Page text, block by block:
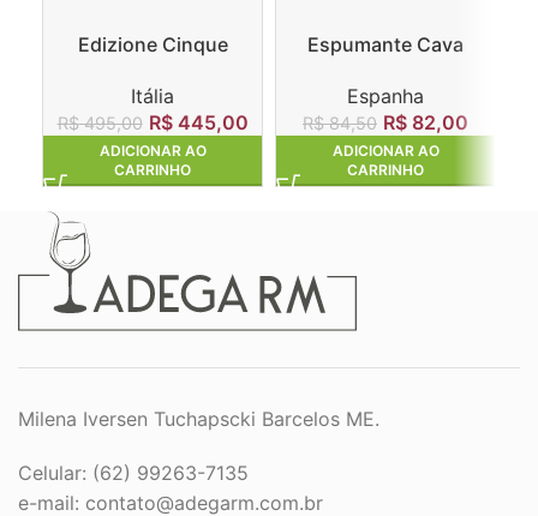
Edizione Cinque
Itália
R$495,00 R$445,00
ADICIONAR AO
CARRINHO
Espumante Cava
Rosado
Espanha
R$84,50 R$ 82,00
ADICIONAR AO
CARRINHO
Milena Iversen Tuchapscki Barcelos ME.
Celular: (62) 99263-7135
e-mail: contato@adegarm.com.br